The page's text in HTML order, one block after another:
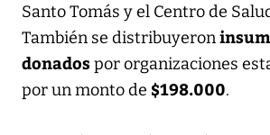
Santo Tomás y el Centro de
También se distribuyeron
donadospor organizaciones
por un monto de $198.000.